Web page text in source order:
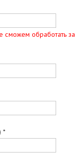
сможем обработать
*